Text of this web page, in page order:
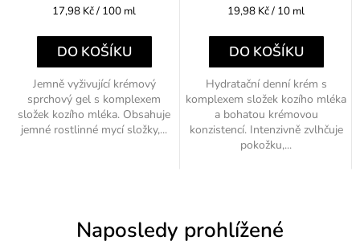
Měrná
17,98 Kč / 100 ml
DO KOŠÍKU
Jemně vyživující krémový
sprchový gel s komplexem
složek kozího mléka. Obsahuje
jemné rostlinné mycí složky,...
Měrná
19,98 Kč / 10 ml
DO KOŠÍKU
Hydratační denní krém s
komplexem složek kozího mléka
a bohatou krémovou
konzistencí. Intenzivně zvlhčuje
pokožku,...
Naposledy prohlížené